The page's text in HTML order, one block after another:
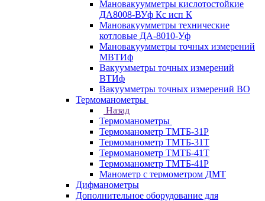
Мановакуумметры кислотостойкие
ДА8008-ВУф Кс исп К
Мановакуумметры технические
котловые ДА-8010-Уф
Мановакуумметры точных измерений
МВТИф
Вакуумметры точных измерений
ВТИф
Вакуумметры точных измерений ВО
Термоманометры
Назад
Термоманометры
Термоманометр ТМТБ-31Р
Термоманометр ТМТБ-31Т
Термоманометр ТМТБ-41Т
Термоманометр ТМТБ-41Р
Манометр с термометром ДМТ
Дифманометры
Дополнительное оборудование для